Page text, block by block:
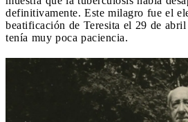
definitivamente. Este milagro fue el
beatificación de Teresita el 29 de
tenía muy poca paciencia.